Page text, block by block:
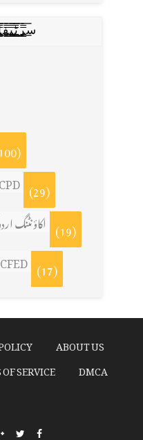
(29)
اکاؤنٹنگ (19)
(17)
ABOUT US
DMCA
SERVICE